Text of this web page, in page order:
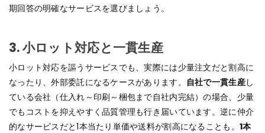
期回答の明確なサービスを選びましょう。
3.小ロット対応と一貫生産
小ロット対応を謳うサービスでも、実際には少量注文だと割高に
なったり、外部委託になるケースがあります。 自社で一貫生産し
ている会社（仕入れ～印刷～梱包まで自社内完結）の場合、少量
でもコストを抑えやすく品質管理も行き届いています。逆に仲介
的なサービスだと1本当たり単価や送料が割高になることも。 1本